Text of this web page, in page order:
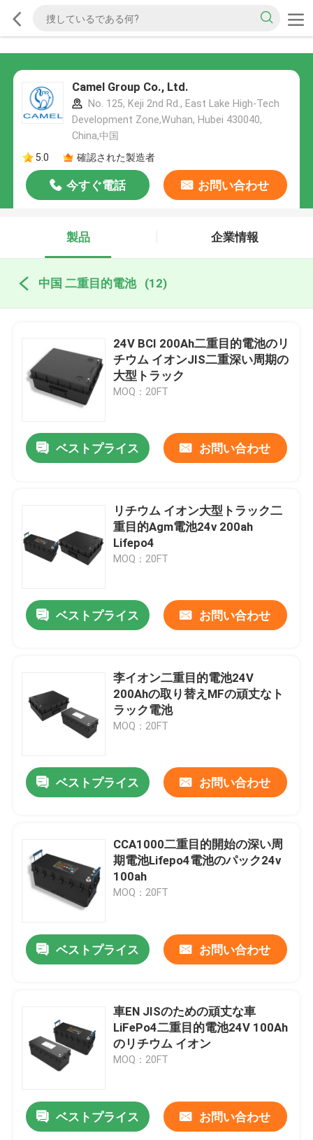
Camel Group Co., Ltd.
No. 125, Keji 2nd Rd., East Lake High-Tech
Development Zone,Wuhan, Hubei 430040,
China,中国
5.0
確認された製造者
今すぐ電話 お問い合わせ
製品 企業情報
中国 二重目的電池 (12)
24V BCI 200Ah二重目的電池のリ
チウム イオンJIS二重深い周期の
大型トラック
MOQ：20FT
ベストプライス お問い合わせ
リチウム イオン大型トラック二
重目的Agm電池24v 200ah
Lifepo4
MOQ：20FT
ベストプライス お問い合わせ
李イオン二重目的電池24V
200Ahの取り替えMFの頑丈なト
ラック電池
MOQ：20FT
ベストプライス お問い合わせ
CCA1000二重目的開始の深い周
期電池Lifepo4電池のパック24v
100ah
MOQ：20FT
ベストプライス お問い合わせ
車EN JISのための頑丈な車
LiFePo4二重目的電池24V 100Ah
のリチウム イオン
MOQ：20FT
ベストプライス お問い合わせ